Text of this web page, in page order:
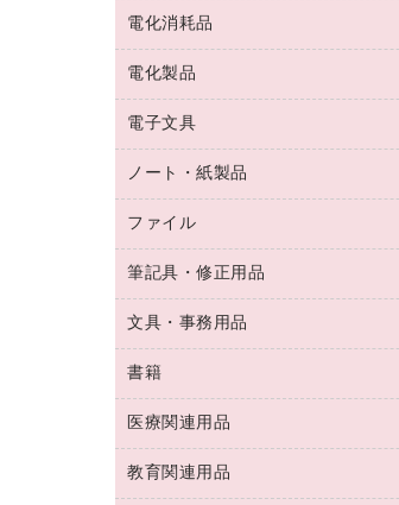
ペット用品
飲食用消耗品
ハンドソープ・石鹸
トイレ用品
トイレ用洗剤
ティッシュペーパー
ダストボックス
タオル・アメニティ用品
スリッパ・サンダル・シューズ
スポーツ・レジャー用品
ゴミ袋
レーザーポインター
ラミネートフィルム
ラミネータ
タイムレコーダー
シュレッダ
ＯＨＰ用品
冷蔵庫・キッチン・調理家電
テレビ・ＡＶ機器
電化消耗品
電球・蛍光灯
乾電池・充電池
フィルム・カメラ用品
デスクライト
アルバム
電化製品
掃除機・クリーナー
空調・季節家電
その他電化製品
キッチン・調理家電
ＯＡタップ／延長コード
電子文具
電卓
ラベルテープ
その他電子文具
ノート・紙製品
封筒
伝票
典礼用品
帳簿
額縁
各種用紙
ファイル
名刺整理用品
板目表紙・綴込表紙
背幅が伸びるファイル
統一伝票用ファイル
収納保存用品
レターファイル
筆記具・修正用品
万年筆
消しゴム
修正液・修正ペン
修正テープ
文具・事務用品
輪ゴム
両面テープ
名札
保管・整理用品
書籍
パソコンソフト
医療関連用品
保健用品
教育関連用品